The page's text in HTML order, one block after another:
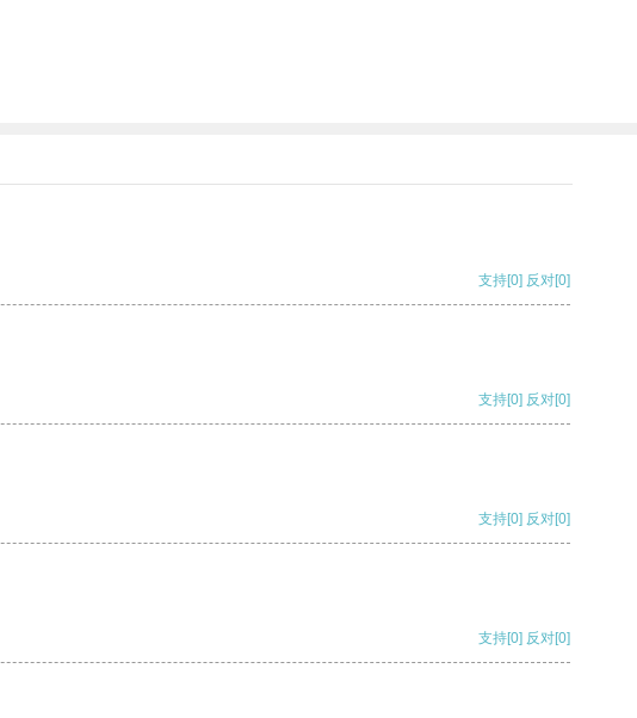
支持[0] 反对[0]
支持[0] 反对[0]
支持[0] 反对[0]
支持[0] 反对[0]